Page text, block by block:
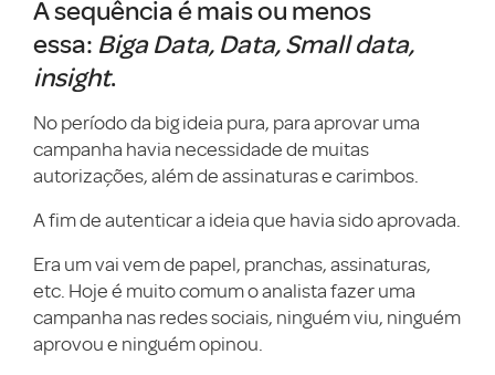
A sequência é mais ou menos
essa: Biga Data, Data, Small data,
insight.
No período da big ideia pura, para aprovar uma
campanha havia necessidade de muitas
autorizações, além de assinaturas e carimbos.
A fim de autenticar a ideia que havia sido aprovada.
Era um vai vem de papel, pranchas, assinaturas,
etc. Hoje é muito comum o analista fazer uma
campanha nas redes sociais, ninguém viu, ninguém
aprovou e ninguém opinou.